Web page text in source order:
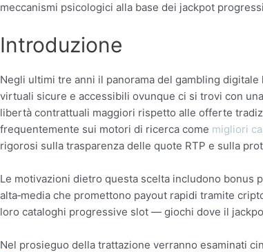
meccanismi psicologici alla base dei jackpot
Introduzione
Negli ultimi tre anni il panorama del gambling
virtuali sicure e accessibili ovunque ci si trovi con
libertà contrattuali maggiori rispetto alle offerte
frequentemente sui motori di ricerca come migliori
rigorosi sulla trasparenza delle quote RTP e sulla
Le motivazioni dietro questa scelta includono bonus
alta‑media che promettono payout rapidi tramite
loro cataloghi progressive slot — giochi dove il
Nel prosieguo della trattazione verranno esaminati